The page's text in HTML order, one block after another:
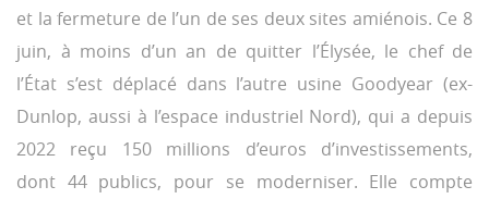
et la fermeture de l’un de ses deux sites amiénois. Ce 8
juin, à moins d’un an de quitter l’Élysée, le chef de
l’État s’est déplacé dans l’autre usine Goodyear (ex-
Dunlop, aussi à l’espace industriel Nord), qui a depuis
2022 reçu 150 millions d’euros d’investissements,
dont 44 publics, pour se moderniser. Elle compte